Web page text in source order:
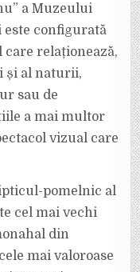
a Muzeului
este configurată
relaționează,
și al naturii,
sau de
a mai multor
vizual care
pomelnic al
cel mai vechi
din
mai valoroase